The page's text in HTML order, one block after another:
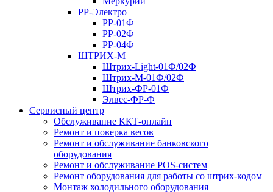
РР-Электро
РР-01Ф
РР-02Ф
РР-04Ф
ШТРИХ-М
Штрих-Light-01Ф/02Ф
Штрих-М-01Ф/02Ф
Штрих-ФР-01Ф
Элвес-ФР-Ф
Сервисный центр
Обслуживание ККТ-онлайн
Ремонт и поверка весов
Ремонт и обслуживание банковского
оборудования
Ремонт и обслуживание POS-систем
Ремонт оборудования для работы со штрих-кодом
Монтаж холодильного оборудования